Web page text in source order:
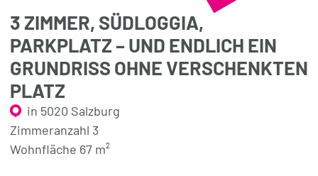
3 ZIMMER, SÜDLOGGIA,
PARKPLATZ – UND ENDLICH EIN
GRUNDRISS OHNE VERSCHENKTEN
PLATZ
in 5020 Salzburg
Zimmeranzahl 3
Wohnfläche 67 m²